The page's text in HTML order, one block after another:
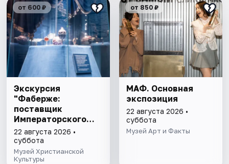
от 600 ₽
Экскурсия
"Фаберже:
поставщик
Императорского
двора"
22 августа 2026 •
суббота
Музей Христианской
Культуры
от 850 ₽
МАФ. Основная
экспозиция
22 августа 2026 •
суббота
Музей Арт и Факты